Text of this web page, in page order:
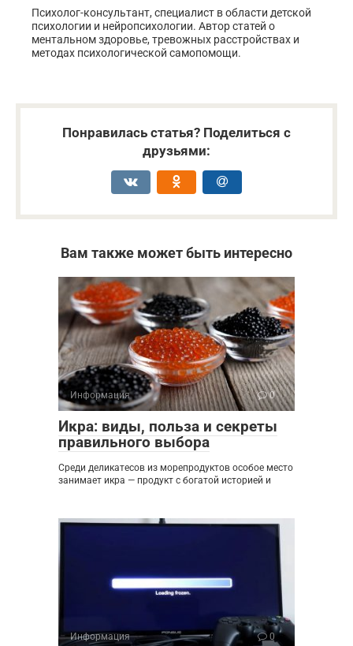
Психолог-консультант, специалист в области детской
психологии и нейропсихологии. Автор статей о
ментальном здоровье, тревожных расстройствах и
методах психологической самопомощи.
Понравилась статья? Поделиться с
друзьями:
Вам также может быть интересно
Информация 0
Икра: виды, польза и секреты
правильного выбора
Среди деликатесов из морепродуктов особое место
занимает икра — продукт с богатой историей и
Информация 0